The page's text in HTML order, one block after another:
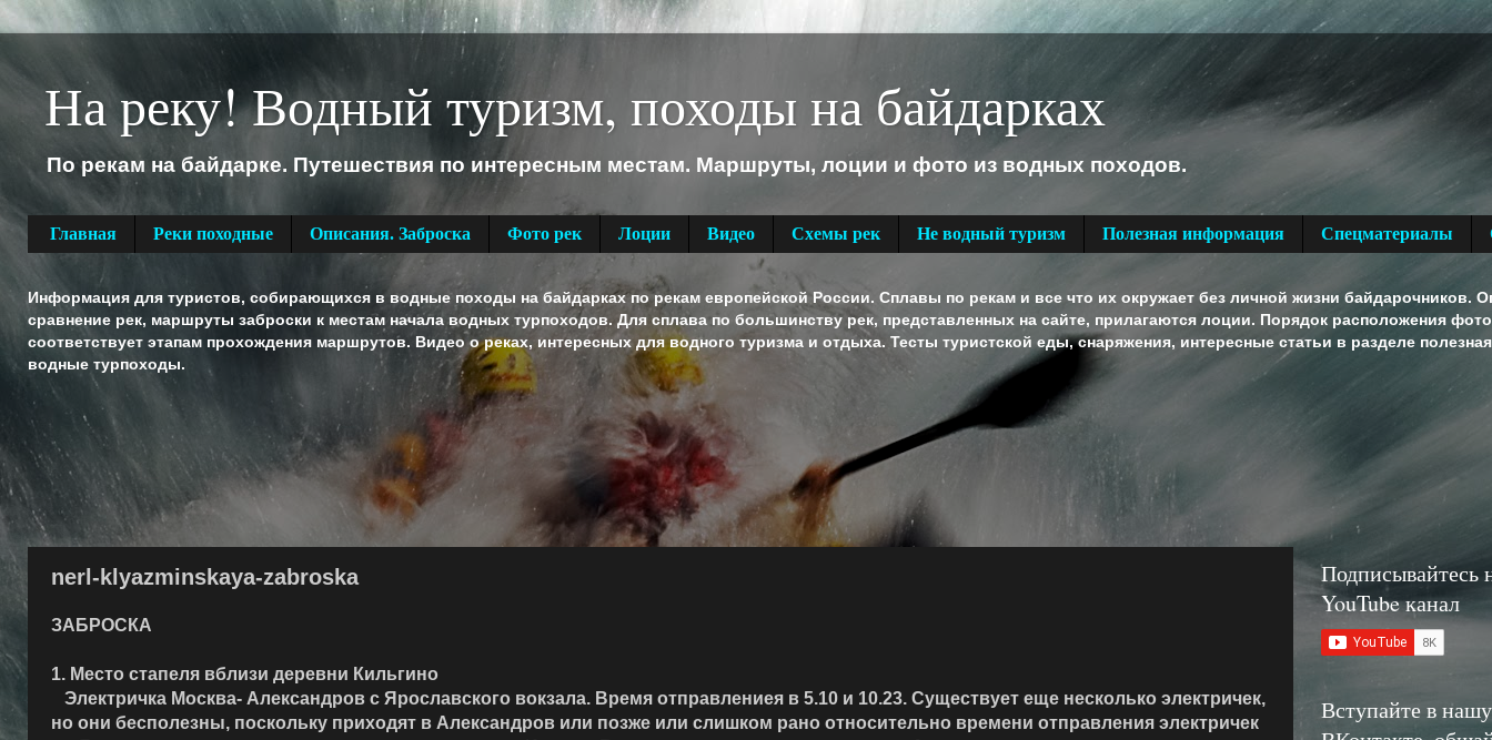
На реку! Водный туризм, походы на байдарках
По рекам на байдарке. Путешествия по интересным местам. Маршруты, лоции и фото из водных походов.
Главная Реки походные Описания. Заброска Фото рек Лоции Видео Схемы рек Не водный туризм Полезная информация Спецматериалы
Информация для туристов, собирающихся в водные походы на байдарках по рекам европейской России. Сплавы по рекам и все что их окружает без личной жизни байдарочников.
сравнение рек, маршруты заброски к местам начала водных турпоходов. Для сплава по большинству рек, представленных на сайте, прилагаются лоции. Порядок расположения
соответствует этапам прохождения маршрутов. Видео о реках, интересных для водного туризма и отдыха. Тесты туристской еды, снаряжения, интересные статьи в разделе
водные турпоходы.
nerl-klyazminskaya-zabroska
ЗАБРОСКА
1. Место стапеля вблизи деревни Кильгино
Электричка Москва- Александров с Ярославского вокзала. Время отправлениея в 5.10 и 10.23. Существует еще несколько электричек,
но они бесполезны, поскольку приходят в Александров или позже или слишком рано относительно времени отправления электричек
Подписывайтесь
YouTube канал
Вступайте в